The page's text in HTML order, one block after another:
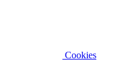
Cookies